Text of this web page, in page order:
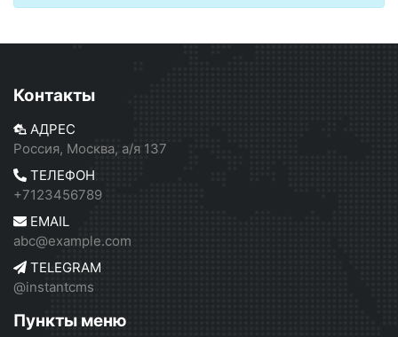
Контакты
АДРЕС
Россия, Москва, а/я 137
ТЕЛЕФОН
+7123456789
EMAIL
abc@example.com
TELEGRAM
@instantcms
Пункты меню